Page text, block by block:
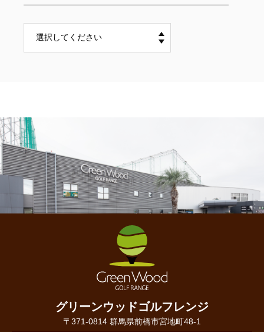
グリーンウッドゴルフレンジ
〒371-0814 群馬県前橋市宮地町48-1